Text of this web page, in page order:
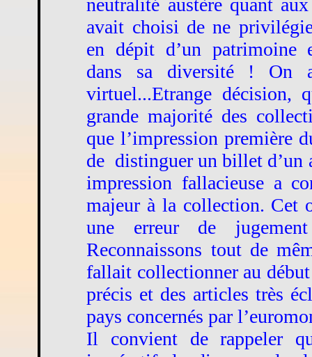
neutralité austère quant
avait choisi de ne
en dépit d’un patrimoine
dans sa diversité ! On
virtuel...Etrange décision,
grande majorité des
que l’impression première
de distinguer un billet d’un
impression fallacieuse a
majeur à la collection. Cet
une erreur de
Reconnaissons tout de
fallait collectionner au
précis et des articles très
pays concernés par
Il convient de rappeler